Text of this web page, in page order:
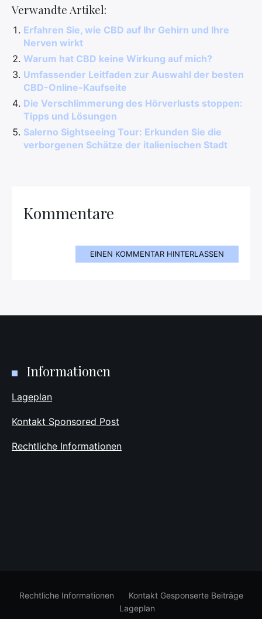
Verwandte Artikel:
Erfahren Sie, wie CBD auf Ihr Gehirn und Ihre
Nerven wirkt
Warum hat CBD keine Wirkung auf mich?
Umfassender Leitfaden zur Auswahl der besten
CBD-Online-Kaufseite
Die Verschlimmerung des Hörverlusts stoppen:
Tipps und Lösungen
Salerno Sightseeing Tour: Erkunden Sie die
verborgenen Schätze der italienischen Stadt
Kommentare
EINEN KOMMENTAR HINTERLASSEN
Informationen
Lageplan
Kontakt Sponsored Post
Rechtliche Informationen
Rechtliche Informationen
Kontakt Gesponserte Beiträge
Lageplan